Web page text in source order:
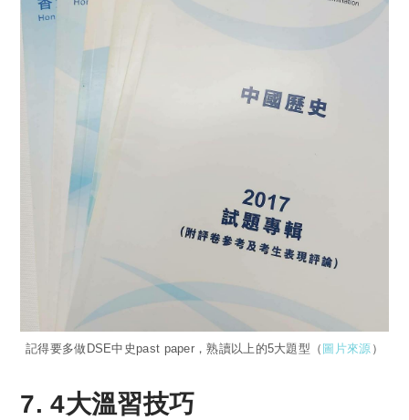
記得要多做DSE中史past paper，熟讀以上的5大題型（ 圖片來源 ）
7. 4大溫習技巧